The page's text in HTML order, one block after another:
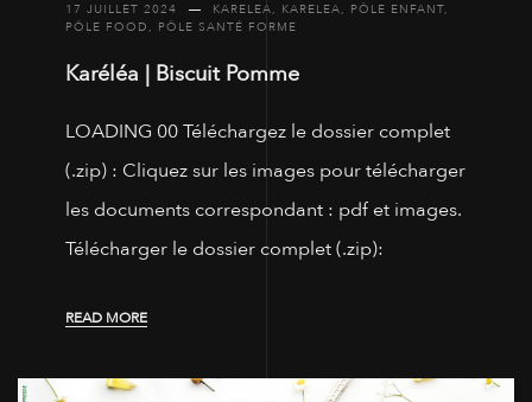
17 JUILLET 2024 KARELEA, KARELEA, PÔLE ENFANT,
PÔLE FOOD, PÔLE SANTÉ FORME
Karéléa | Biscuit Pomme
LOADING 00 Téléchargez le dossier complet
(.zip) : Cliquez sur les images pour télécharger
les documents correspondant : pdf et images.
Télécharger le dossier complet (.zip):
READ MORE